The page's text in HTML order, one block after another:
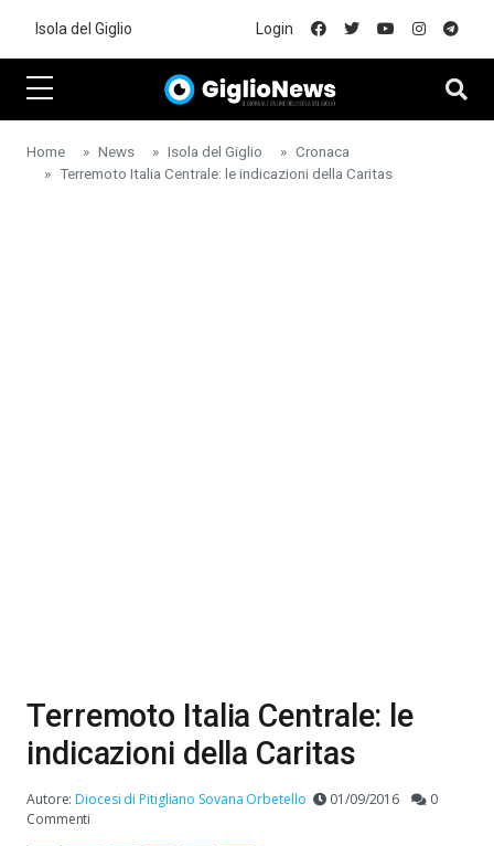
Isola del Giglio Login
Home News Isola del Giglio
Cronaca
Terremoto Italia Centrale: le indicazioni della Caritas
Terremoto Italia Centrale: le
indicazioni della Caritas
Autore:Diocesi di Pitigliano Sovana Orbetello 01/09/2016
0
Commenti